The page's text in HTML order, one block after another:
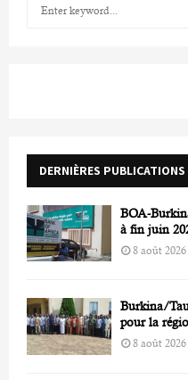
r
DERNIÈRES PUBLICATIONS
BOA-
à fin juin
8 août 2026
Burkina/
pour la
8 août 2026